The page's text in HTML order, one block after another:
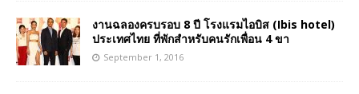
งานฉลองครบรอบ 8 ปี โรงแรมไอบิส (Ibis hotel)
ประเทศไทย ที่พักสำหรับคนรักเพื่อน 4 ขา
September 1, 2016